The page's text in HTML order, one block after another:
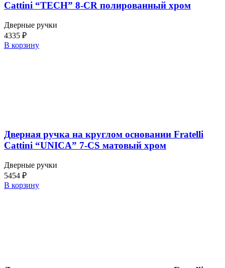
Cattini “TECH” 8-CR полированный хром
Дверные ручки
4335 ₽
В корзину
Дверная ручка на круглом основании Fratelli
Cattini “UNICA” 7-CS матовый хром
Дверные ручки
5454 ₽
В корзину